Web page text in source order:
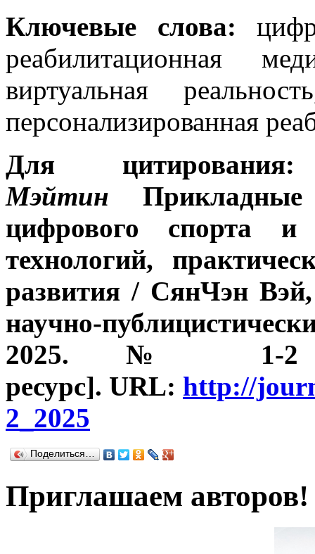
Ключевые слова:
реабилитационная
виртуальная
персонализированная
Для
Мэйтин П
цифрового спорта и
технологий,
развития / СянЧэн
научно-
2025. № 1-2
ресурс]. URL: http://
2_2025
Поделиться…
Приглашаем авторов!